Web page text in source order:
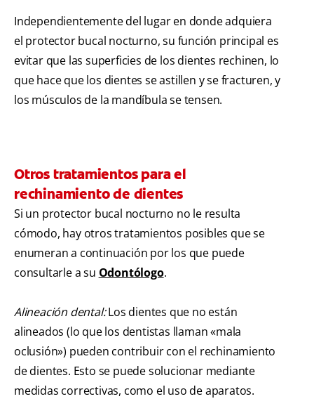
Independientemente del lugar en donde adquiera
el protector bucal nocturno, su función principal es
evitar que las superficies de los dientes rechinen, lo
que hace que los dientes se astillen y se fracturen, y
los músculos de la mandíbula se tensen.
Otros tratamientos para el
rechinamiento de dientes
Si un protector bucal nocturno no le resulta
cómodo, hay otros tratamientos posibles que se
enumeran a continuación por los que puede
consultarle a su Odontólogo.
Alineación dental:Los dientes que no están
alineados (lo que los dentistas llaman «mala
oclusión») pueden contribuir con el rechinamiento
de dientes. Esto se puede solucionar mediante
medidas correctivas, como el uso de aparatos.